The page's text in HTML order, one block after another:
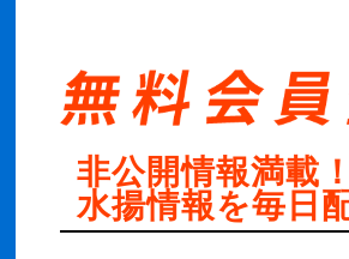
非公開情報満載
水揚情報を毎日